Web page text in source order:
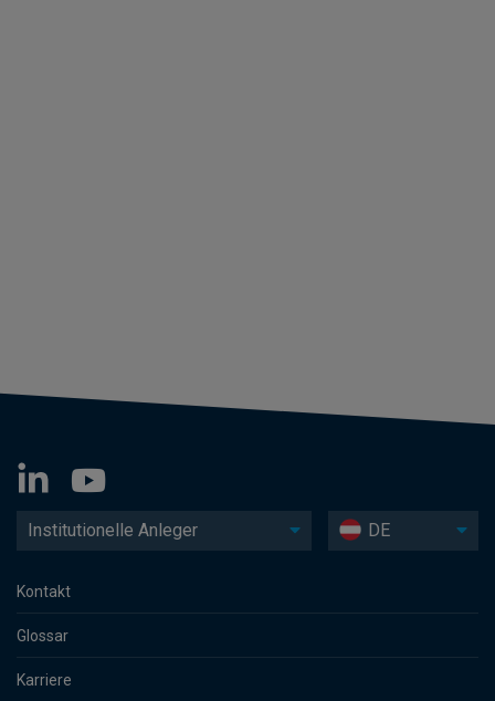
Institutionelle Anleger DE
Kontakt
Glossar
Karriere